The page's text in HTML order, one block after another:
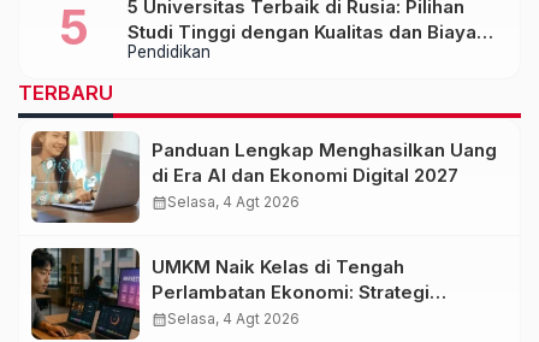
Pendidikan
5 Universitas Terbaik di Rusia: Pilihan
Studi Tinggi dengan Kualitas dan Biaya
Terjangkau
TERBARU
Panduan Lengkap Menghasilkan Uang
di Era AI dan Ekonomi Digital 2027
calendar_monthSelasa, 4 Agt 2026
UMKM Naik Kelas di Tengah
Perlambatan Ekonomi: Strategi
Bertahan dan Tumbuh di Era Digital
calendar_monthSelasa, 4 Agt 2026